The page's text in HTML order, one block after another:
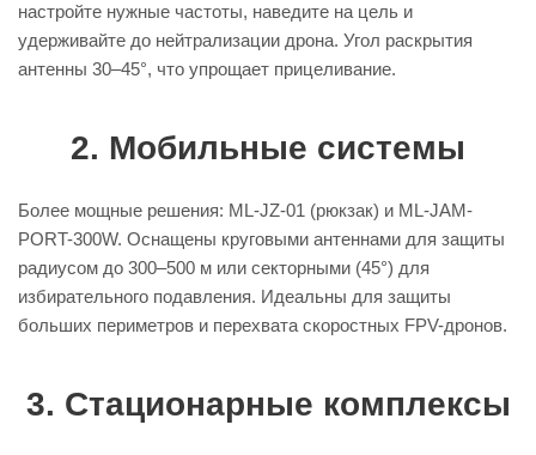
настройте нужные частоты, наведите на цель и
удерживайте до нейтрализации дрона. Угол раскрытия
антенны 30–45°, что упрощает прицеливание.
2. Мобильные системы
Более мощные решения: ML-JZ-01 (рюкзак) и ML-JAM-
PORT-300W. Оснащены круговыми антеннами для защиты
радиусом до 300–500 м или секторными (45°) для
избирательного подавления. Идеальны для защиты
больших периметров и перехвата скоростных FPV-дронов.
3. Стационарные комплексы